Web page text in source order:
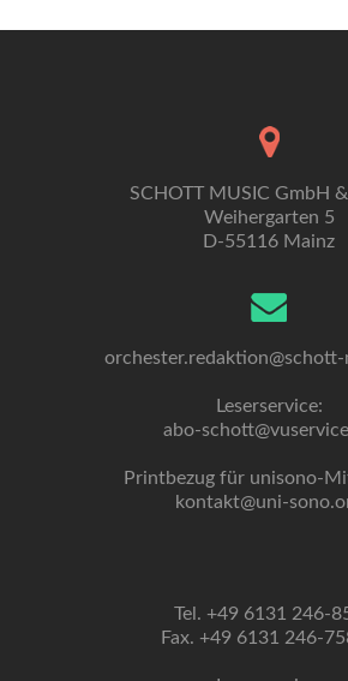
SCHOTT MUSIC GmbH
Weihergarten 5
D-55116 Mainz
orchester.redaktion@schott-
Leserservice:
abo-
Printbezug für unisono-
kontakt@uni-
Tel. +49 6131 246-
Fax. +49 6131 246-